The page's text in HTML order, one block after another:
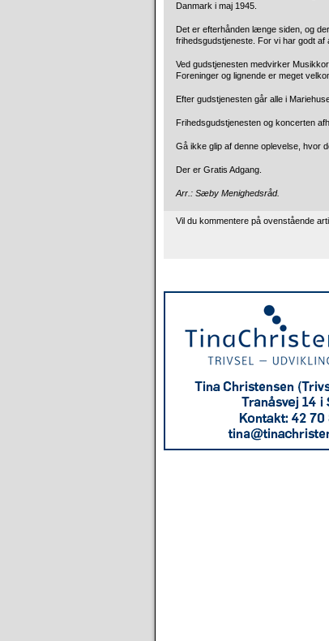
Danmark i maj 1945.
Det er efterhånden længe siden, og
frihedsgudstjeneste. For vi har godt af
Ved gudstjenesten medvirker
Foreninger og lignende er meget
Efter gudstjenesten går alle i
Frihedsgudstjenesten og koncerten
Gå ikke glip af denne oplevelse, hvor
Der er Gratis Adgang.
Arr.: Sæby Menighedsråd.
Vil du kommentere på ovenstående